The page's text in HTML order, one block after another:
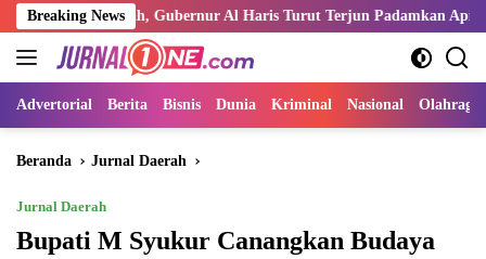
Langsung
ke
konten
Breaking News
Merah, Gubernur Al Haris Turut Terjun Padamkan Api
Advertorial Berita Bisnis Dunia Kriminal Nasional Olahraga
Beranda Jurnal Daerah
Jurnal Daerah
Bupati M Syukur Canangkan Budaya